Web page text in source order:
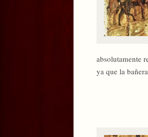
absolutamente
ya que la